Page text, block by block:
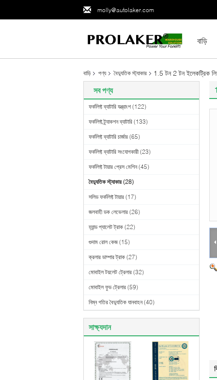
molly@autolaker.com
বাড়ি
বাড়ি পণ্য বৈদ্যুতিক স্ট্যাকার 1.5 টন 2 টন ইলেকট্রিক
সব পণ্য
ফর্কলিফ্ট ব্যাটারি যন্ত্রাংশ (122)
ফর্কলিফ্ট ট্র্যাকশন ব্যাটারি (133)
ফর্কলিফ্ট ব্যাটারি চার্জার (65)
ফর্কলিফ্ট ব্যাটারি সংযোগকারী (23)
ফর্কলিফ্ট টায়ার প্রেস মেশিন (45)
বৈদ্যুতিক স্ট্যাকার (28)
সলিড ফর্কলিফ্ট টায়ার (17)
জলবাহী ডক লেভেলার (26)
হ্যান্ড প্যালেট ট্রাক (22)
গুদাম রোল কেজ (15)
ক্রলার ডাম্পার ট্রাক (27)
মোবাইল টয়লেট ট্রেলার (32)
মোবাইল ফুড ট্রেলার (59)
নিম্ন গতির বৈদ্যুতিক যানবাহন (40)
সাক্ষ্যদান